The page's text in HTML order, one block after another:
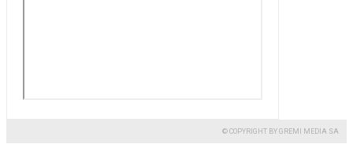
© COPYRIGHT BY GREMI MEDIA SA